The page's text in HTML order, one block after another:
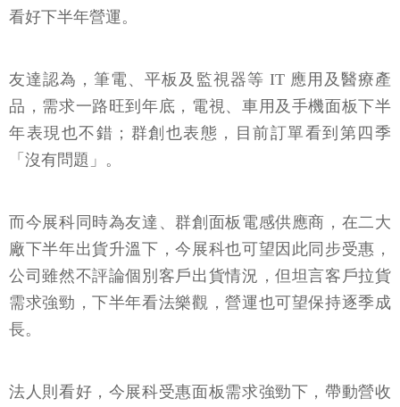
看好下半年營運。
友達認為，筆電、平板及監視器等 IT 應用及醫療產
品，需求一路旺到年底，電視、車用及手機面板下半
年表現也不錯；群創也表態，目前訂單看到第四季
「沒有問題」。
而今展科同時為友達、群創面板電感供應商，在二大
廠下半年出貨升溫下，今展科也可望因此同步受惠，
公司雖然不評論個別客戶出貨情況，但坦言客戶拉貨
需求強勁，下半年看法樂觀，營運也可望保持逐季成
長。
法人則看好，今展科受惠面板需求強勁下，帶動營收